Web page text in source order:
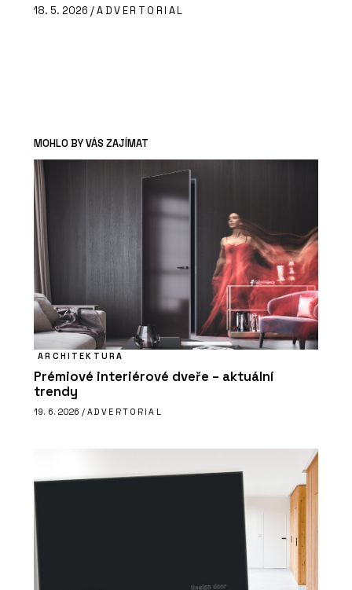
18. 5. 2026 /ADVERTORIAL
MOHLO BY VÁS ZAJÍMAT
ARCHITEKTURA
Prémiové interiérové dveře – aktuální
trendy
19. 6. 2026 / ADVERTORIAL